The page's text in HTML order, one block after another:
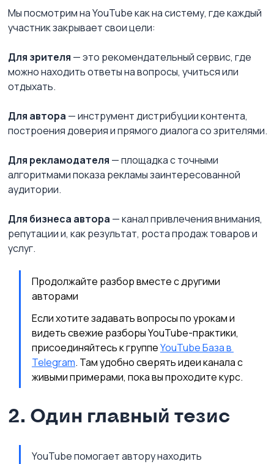
Мы посмотрим на YouTube как на систему, где каждый
участник закрывает свои цели:
Для зрителя — это рекомендательный сервис, где
можно находить ответы на вопросы, учиться или
отдыхать.
Для автора — инструмент дистрибуции контента,
построения доверия и прямого диалога со зрителями.
Для рекламодателя — площадка с точными
алгоритмами показа рекламы заинтересованной
аудитории.
Для бизнеса автора — канал привлечения внимания,
репутации и, как результат, роста продаж товаров и
услуг.
Продолжайте разбор вместе с другими
авторами
Если хотите задавать вопросы по урокам и
видеть свежие разборы YouTube-практики,
присоединяйтесь к группе YouTube База в
Telegram. Там удобно сверять идеи канала с
живыми примерами, пока вы проходите курс.
2. Один главный тезис
YouTube помогает автору находить